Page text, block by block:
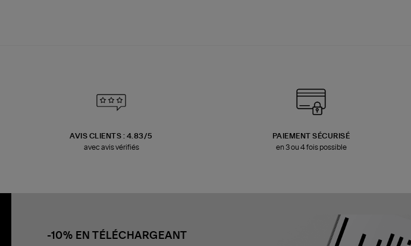
AVIS CLIENTS : 4.83/5
avec avis vérifiés
PAIEMENT SÉCURISÉ
en 3 ou 4 fois possible
-10% EN TÉLÉCHARGEANT